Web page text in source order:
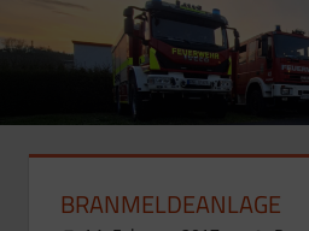
BRANMELDEANLAGE